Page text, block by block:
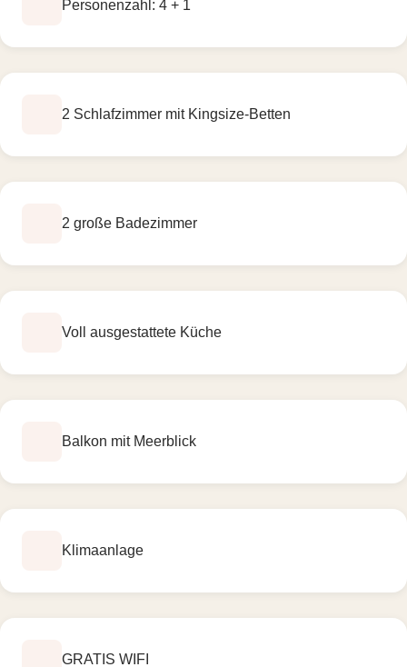
Personenzahl: 4 + 1
2 Schlafzimmer mit Kingsize-Betten
2 große Badezimmer
Voll ausgestattete Küche
Balkon mit Meerblick
Klimaanlage
GRATIS WIFI